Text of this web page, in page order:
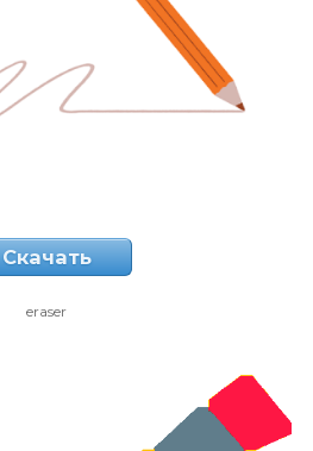
Скачать
eraser